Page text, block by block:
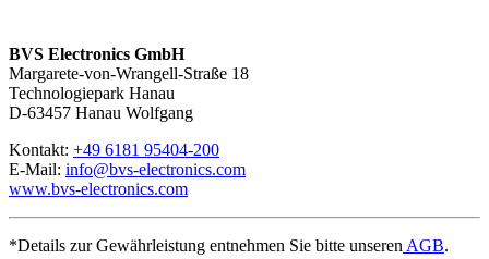
BVS Electronics GmbH
Margarete-von-Wrangell-Straße 18
Technologiepark Hanau
D-63457 Hanau Wolfgang
Kontakt: +49 6181 95404-200
E-Mail: info@bvs-electronics.com
www.bvs-electronics.com
*Details zur Gewährleistung entnehmen Sie bitte unseren AGB.